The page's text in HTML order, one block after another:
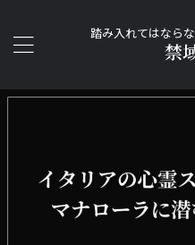
踏み入れてはなら
禁